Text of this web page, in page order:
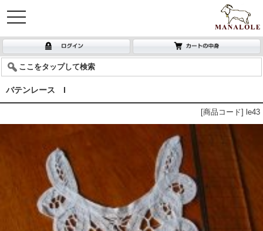
toggle
navigation
ここをタップして検索
バテンレース I
[商品コード] le43